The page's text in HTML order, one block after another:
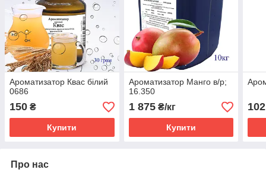
Ароматизатор Квас білий
0686
150 ₴
Купити
Ароматизатор Манго в/р;
16.350
1 875₴/кг
Купити
102
Про нас